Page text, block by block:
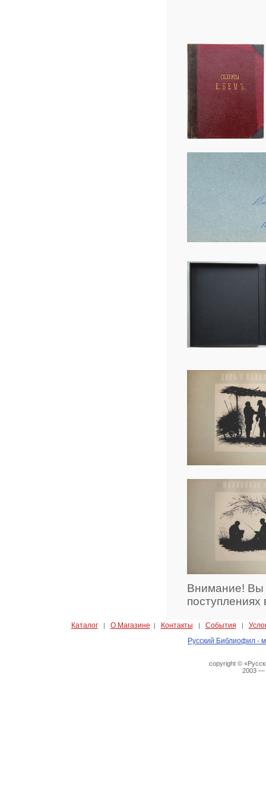
Внимание! Вы
Каталог| О Магазине | Контакты | События |
Русский Библиофил -
copyright ©
2003 —